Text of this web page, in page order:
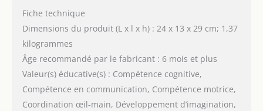
Fiche technique
Dimensions du produit (L x l x h) : 24 x 13 x 29 cm; 1,37
kilogrammes
Âge recommandé par le fabricant : 6 mois et plus
Valeur(s) éducative(s) : Compétence cognitive,
Compétence en communication, Compétence motrice,
Coordination œil-main, Développement d’imagination,